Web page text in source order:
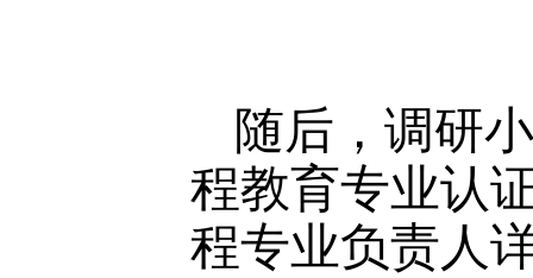
随后，调研
程教育专业认
程专业负责人